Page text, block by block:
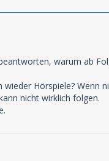
warum ab
Hörspiele? Wenn
nicht wirklich folgen.